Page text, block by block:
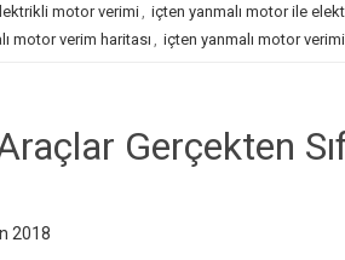
motor verimi içten yanmalı motor ile
motor verim haritası içten yanmalı motor verimi
Gerçekten
2018